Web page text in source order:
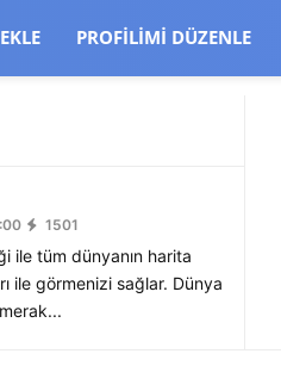
PROFILIMI DÜZENLE
1501
ile tüm dünyanın harita
ile görmenizi sağlar. Dünya